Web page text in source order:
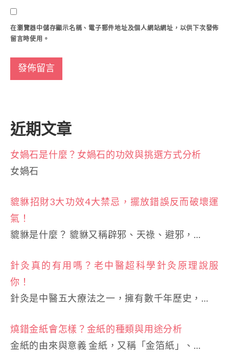
在瀏覽器中儲存顯示名稱、電子郵件地址及個人網站網址，以供下次發佈
留言時使用。
近期文章
女媧石是什麼？女媧石的功效與挑選方式分析
女媧石
貔貅招財3大功效4大禁忌，擺放錯誤反而破壞運
氣！
貔貅是什麼？ 貔貅又稱辟邪、天祿、避邪，…
針灸真的有用嗎？老中醫超科學針灸原理說服
你！
針灸是中醫五大療法之一，擁有數千年歷史，…
燒錯金紙會怎樣？金紙的種類與用途分析
金紙的由來與意義 金紙，又稱「金箔紙」、…